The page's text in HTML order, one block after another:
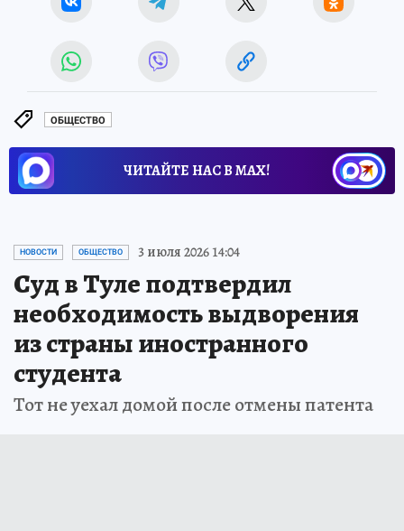
ОБЩЕСТВО
ЧИТАЙТЕ НАС В МАХ!
НОВОСТИ ОБЩЕСТВО 3 июля 2026 14:04
Суд в Туле подтвердил
необходимость выдворения
из страны иностранного
студента